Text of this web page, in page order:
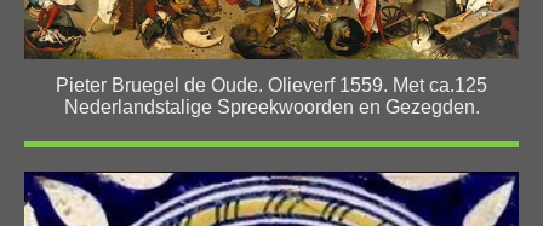
Pieter Bruegel de Oude. Olieverf 1559. Met ca.125
Nederlandstalige Spreekwoorden en Gezegden.